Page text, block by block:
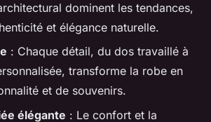
dominent les tendances,
et élégance naturelle.
: Chaque détail, du dos travaillé à
transforme la robe en
et de souvenirs.
élégante : Le confort et la